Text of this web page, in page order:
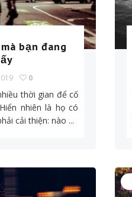
bạn đang
0
thời gian để cố
nhiên là họ có
cải thiện: nào ...